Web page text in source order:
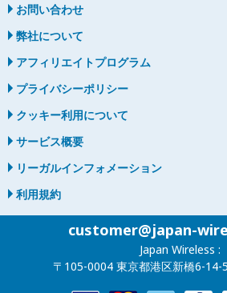
お問い合わせ
弊社について
アフィリエイトプログラム
プライバシーポリシー
クッキー利用について
サービス概要
リーガルインフォメーション
利用規約
customer@japan-
Japan Wireless :
〒105-0004 東京都港区新橋6-14-